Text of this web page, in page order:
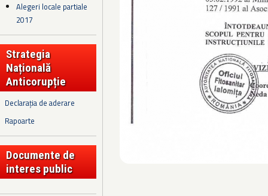
Alegeri locale partiale
2017
Strategia
Națională
Anticorupție
Declarația de aderare
Rapoarte
Documente de
interes public